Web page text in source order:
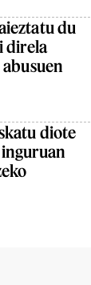
du
direla
diote